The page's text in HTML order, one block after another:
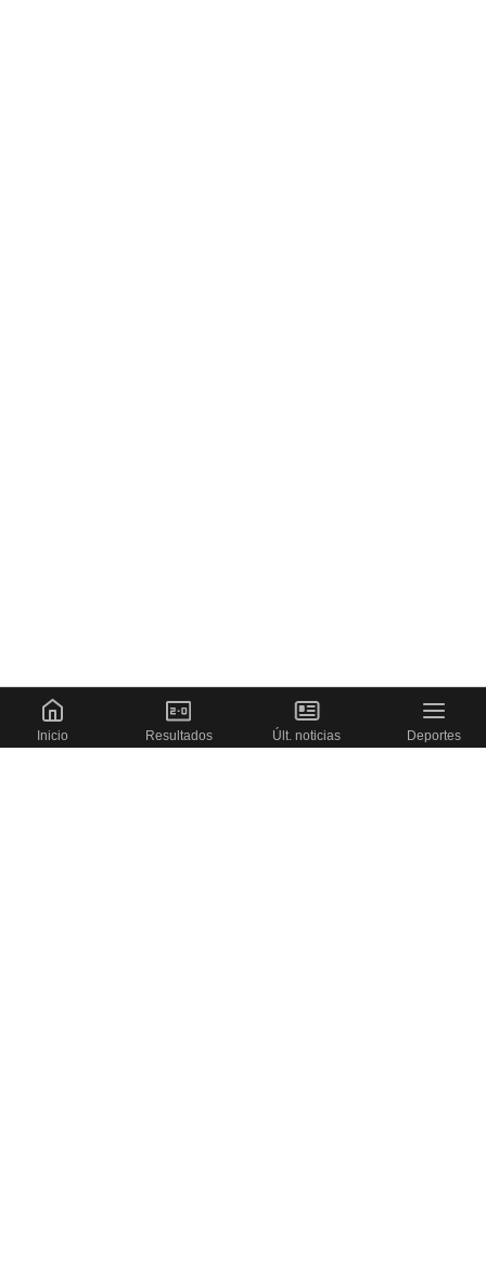
Inicio Resultados Últ. noticias Deportes